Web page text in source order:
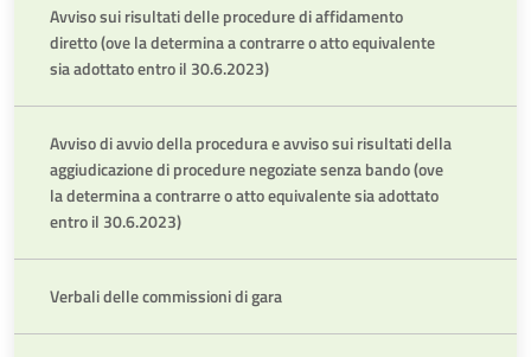
Avviso sui risultati delle procedure di affidamento
diretto (ove la determina a contrarre o atto equivalente
sia adottato entro il 30.6.2023)
Avviso di avvio della procedura e avviso sui risultati della
aggiudicazione di procedure negoziate senza bando (ove
la determina a contrarre o atto equivalente sia adottato
entro il 30.6.2023)
Verbali delle commissioni di gara